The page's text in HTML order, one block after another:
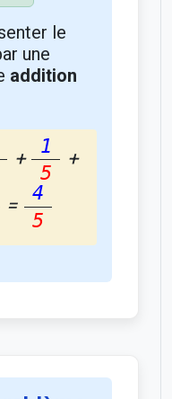
le
une
addition
+
1
5
+
=
4
5